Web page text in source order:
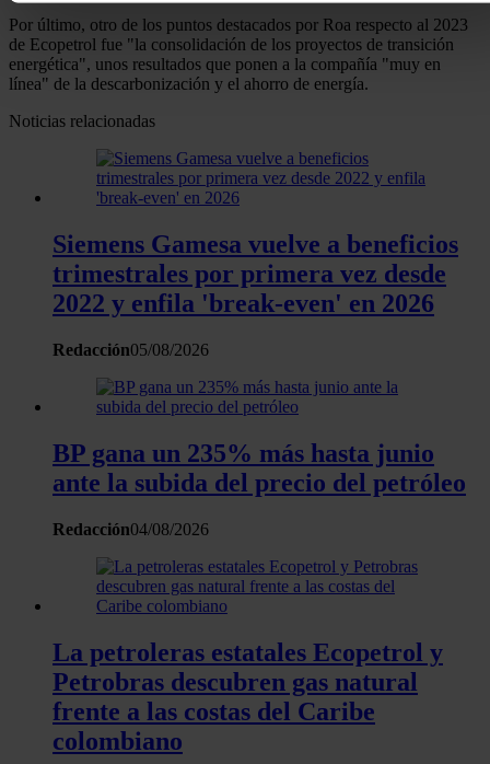
Identificar su dispositivo analizándolo activamente
buscar características específicas (huellas digitales)
Obtenga más información sobre cómo se procesan sus
personales y establezca sus preferencias en la
datos . Puede cambiar o retirar su consentimiento en
Las cookies de este sitio web se usan para personalizar el
analizar el tráfico. Además, compartimos información sobre
uso que haga del sitio web con nuestros partners de redes
sociales, publicidad y análisis web, quienes pueden
recopilado a partir del uso que haya hecho de sus servicios.
Por último, otro de los puntos destacados por Roa respecto al 2023
de Ecopetrol fue "la consolidación de los proyectos de transición
energética", unos resultados que ponen a la compañía "muy en
línea" de la descarbonización y el ahorro de energía.
Noticias relacionadas
Siemens Gamesa vuelve a beneficios
trimestrales por primera vez desde
2022 y enfila 'break-even' en 2026
Redacción05/08/2026
BP gana un 235% más hasta junio
ante la subida del precio del petróleo
Redacción04/08/2026
La petroleras estatales Ecopetrol y
Petrobras descubren gas natural
frente a las costas del Caribe
colombiano